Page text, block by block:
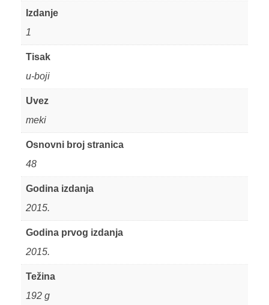
Izdanje
1
Tisak
u-boji
Uvez
meki
Osnovni broj stranica
48
Godina izdanja
2015.
Godina prvog izdanja
2015.
Težina
192 g